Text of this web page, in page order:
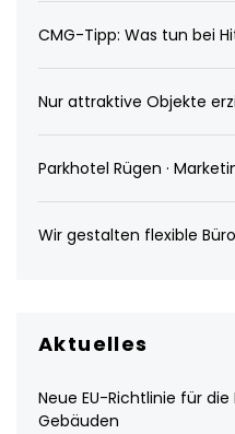
CMG-Tipp: Was tun bei
Nur attraktive Objekte
Parkhotel Rügen ·
Wir gestalten flexible
Aktuelles
Neue EU-Richtlinie für
Gebäuden